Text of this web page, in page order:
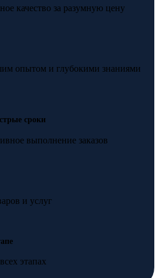
качество за разумную цену
опытом и глубокими знаниями
сроки
выполнение заказов
и услуг
этапах